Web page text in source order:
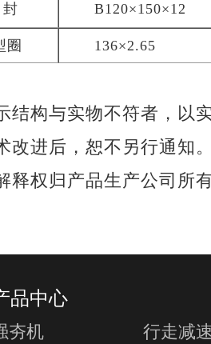
封 B120×150×12
圈 136×2.65
结构与实物不符者，以
改进后，恕不另行通知
释权归产品生产公司所
品中心
夯机
行走减